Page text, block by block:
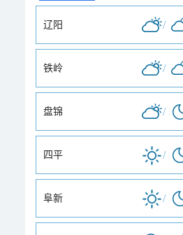
辽阳 /
铁岭 /
盘锦 /
四平 /
阜新 /